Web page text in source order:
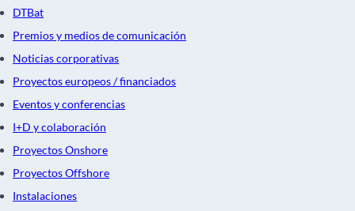
DTBat
Premios y medios de comunicación
Noticias corporativas
Proyectos europeos / financiados
Eventos y conferencias
I+D y colaboración
Proyectos Onshore
Proyectos Offshore
Instalaciones